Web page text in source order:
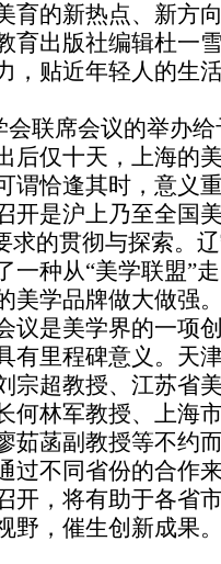
育的新热点、新方
育出版社编辑杜一
，贴近年轻人的生
联席会议的举办给
后仅十天，上海的
谓恰逢其时，意义
开是沪上乃至全国
求的贯彻与探索。
一种从“美学联盟”
美学品牌做大做强
议是美学界的一项
有里程碑意义。天
宗超教授、江苏省
何林军教授、上海
茹菡副教授等不约
过不同省份的合作
开，将有助于各省
野，催生创新成果